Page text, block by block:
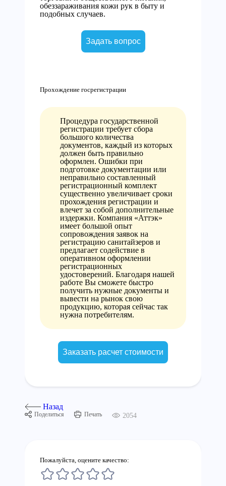
обеззараживания кожи рук в быту и
подобных случаев.
Задать вопрос
Прохождение госрегистрации
Процедура государственной
регистрации требует сбора
большого количества
документов, каждый из которых
должен быть правильно
оформлен. Ошибки при
подготовке документации или
неправильно составленный
регистрационный комплект
существенно увеличивает сроки
прохождения регистрации и
влечет за собой дополнительные
издержки. Компания «Аттэк»
имеет большой опыт
сопровождения заявок на
регистрацию санитайзеров и
предлагает содействие в
оперативном оформлении
регистрационных
удостоверений. Благодаря нашей
работе Вы сможете быстро
получить нужные документы и
вывести на рынок свою
продукцию, которая сейчас так
нужна потребителям.
Заказать расчет стоимости
Назад
Поделиться Печать 2054
Пожалуйста, оцените качество: